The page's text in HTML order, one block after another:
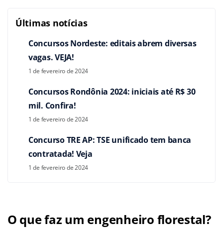
Últimas notícias
Concursos Nordeste: editais abrem diversas
vagas. VEJA!
1 de fevereiro de 2024
Concursos Rondônia 2024: iniciais até R$ 30
mil. Confira!
1 de fevereiro de 2024
Concurso TRE AP: TSE unificado tem banca
contratada! Veja
1 de fevereiro de 2024
O que faz um engenheiro florestal?